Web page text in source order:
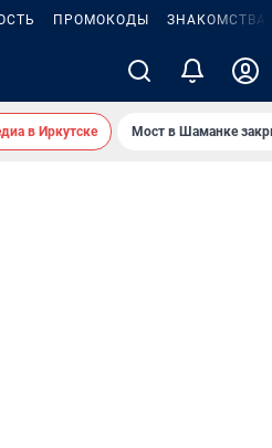
ПРОМОКОДЫ ЗНАКОМСТВА
в Иркутске Мост в Шаманке